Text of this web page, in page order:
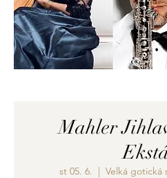
Mahler
st 05. 6.
  |
Velká gotická